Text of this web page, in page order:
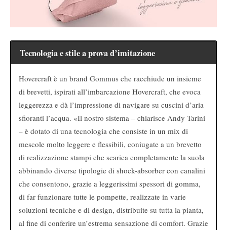
Tecnologia e stile a prova d’imitazione
Hovercraft è un brand Gommus che racchiude un insieme
di brevetti, ispirati all’imbarcazione Hovercraft, che evoca
leggerezza e dà l’impressione di navigare su cuscini d’aria
sfioranti l’acqua. «Il nostro sistema – chiarisce Andy Tarini
– è dotato di una tecnologia che consiste in un mix di
mescole molto leggere e flessibili, coniugate a un brevetto
di realizzazione stampi che scarica completamente la suola
abbinando diverse tipologie di shock-absorber con canalini
che consentono, grazie a leggerissimi spessori di gomma,
di far funzionare tutte le pompette, realizzate in varie
soluzioni tecniche e di design, distribuite su tutta la pianta,
al fine di conferire un’estrema sensazione di comfort. Grazie